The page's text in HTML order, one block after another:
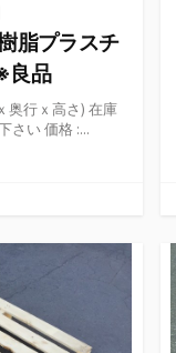
脂プラスチ
良品
奥行ｘ高さ) 在庫
さい 価格 :...